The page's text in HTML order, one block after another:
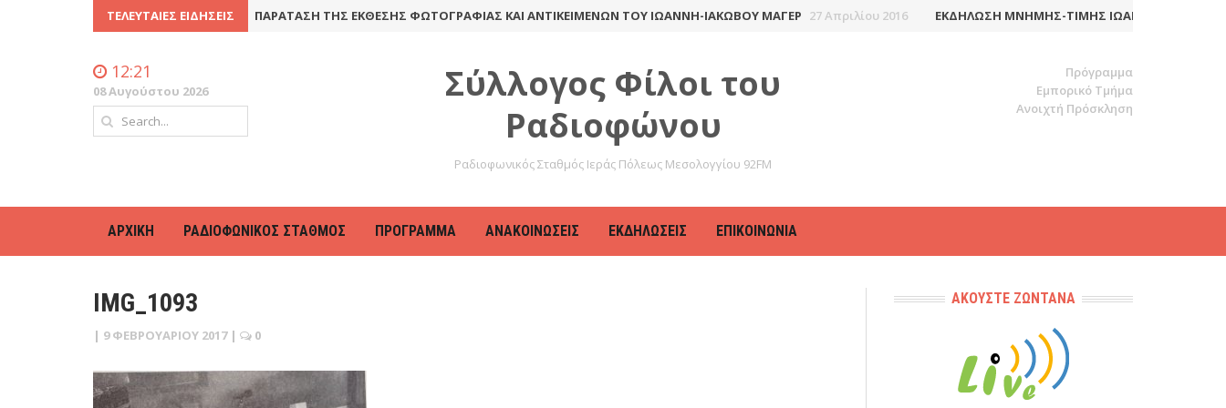
ΤΕΛΕΥΤΑΊΕΣ ΕΙΔΉΣΕΙΣ
ΓΕΝΙΚΉ ΣΥΝΈΛΕΥΣΗ 8 Ιουλίου 2016 ΠΑΡΆΤΑΣΗ ΤΗΣ ΈΚΘΕΣΗΣ ΦΩΤΟΓΡΑΦΊΑΣ ΚΑΙ ΑΝΤΙΚΕΙΜΈΝΩΝ ΤΟΥ ΙΩΆΝΝΗ-ΙΑΚΏΒΟΥ ΜΆΓΕΡ 27 Απριλίου 2016 ΕΚΔΉΛΩΣΗ ΜΝΉΜΗΣ-ΤΙΜΉΣ ΙΩΆΝΝΗ-ΙΑΚΏΒΟΥ
Σύλλογος Φίλοι του
Ραδιοφώνου
Ραδιοφωνικός Σταθμός Ιεράς Πόλεως Μεσολογγίου 92FM
12:21
08 Αυγούστου 2026
Πρόγραμμα
Εμπορικό Τμήμα
Ανοιχτή Πρόσκληση
ΑΡΧΙΚΉ ΡΑΔΙΟΦΩΝΙΚΌΣ ΣΤΑΘΜΌΣ ΠΡΌΓΡΑΜΜΑ ΑΝΑΚΟΙΝΏΣΕΙΣ ΕΚΔΗΛΏΣΕΙΣ ΕΠΙΚΟΙΝΩΝΊΑ
IMG_1093
| 9 ΦΕΒΡΟΥΑΡΊΟΥ 2017 | 0
ΑΚΟΎΣΤΕ ΖΩΝΤΑΝΆ